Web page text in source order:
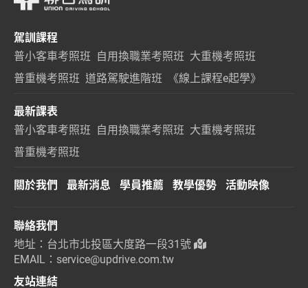
駕訓課程
普小客車考照班 自用換職業考照班 大重機考照班
普重機考照班 道路駕駛進階班 《線上課程e起學》
最新課表
普小客車考照班 自用換職業考照班 大重機考照班
普重機考照班
關於我們 最新消息 學員推薦 教學優勢 活動映像
聯絡我們
地址：台北市北投區大度路一段31號
EMAIL：service@updrive.com.tw
友站連結